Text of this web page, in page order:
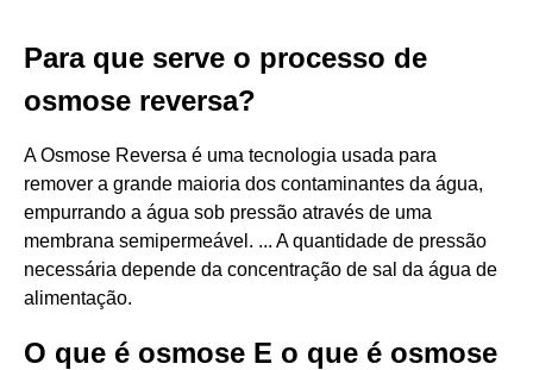
Para que serve o processo de
osmose reversa?
A Osmose Reversa é uma tecnologia usada para
remover a grande maioria dos contaminantes da água,
empurrando a água sob pressão através de uma
membrana semipermeável. ... A quantidade de pressão
necessária depende da concentração de sal da água de
alimentação.
O que é osmose E o que é osmose